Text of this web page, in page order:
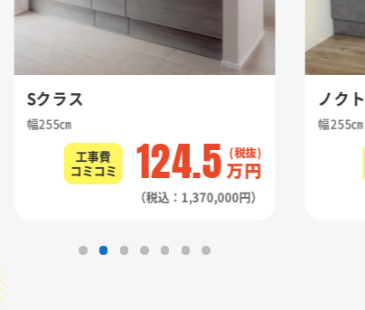
Sクラス
幅255㎝
工事費
コミコミ
124.5 万円
（税込：1,370,000円）
ノクト
幅255㎝